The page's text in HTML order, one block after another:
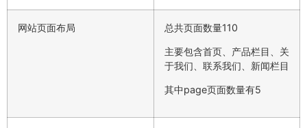
网站页面布局 总共页面数量110
主要包含首页、产品栏目、关
于我们、联系我们、新闻栏目
其中page页面数量有5